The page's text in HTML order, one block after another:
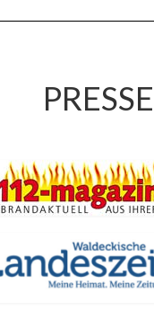
2017
2019
2021
2022
2023
2024
PRESSE